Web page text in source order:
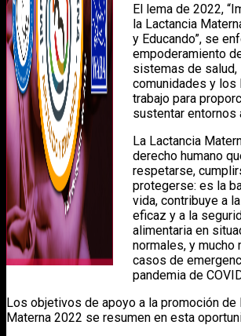
El lema de 2022,
la Lactancia
y Educando”, se
empoderamiento
sistemas de salud,
comunidades y los
trabajo para
sustentar entornos
La Lactancia
derecho humano
respetarse,
protegerse: es la
vida, contribuye a
eficaz y a la
alimentaria en
normales, y mucho
casos de
pandemia de
Los objetivos de apoyo a la promoción de
Materna 2022 se resumen en esta